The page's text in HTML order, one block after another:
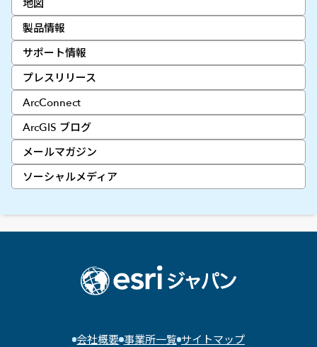
地図
製品情報
サポート情報
プレスリリース
ArcConnect
ArcGIS ブログ
メールマガジン
ソーシャルメディア
会社概要 事業所一覧 サイトマップ